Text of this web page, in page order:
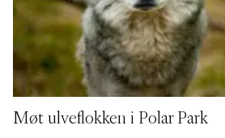
Møt ulveflokken i Polar Park